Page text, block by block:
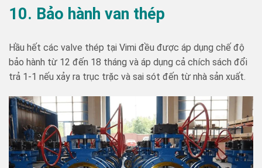
10. Bảo hành van thép
Hầu hết các valve thép tại Vimi đều được áp dụng chế độ
bảo hành từ 12 đến 18 tháng và áp dụng cả chích sách đổi
trả 1-1 nếu xảy ra trục trặc và sai sót đến từ nhà sản xuất.